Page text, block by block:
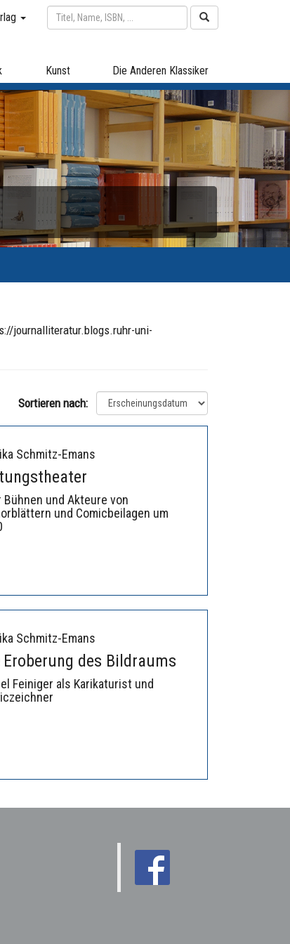
Kunst Die Anderen Klassiker
journalliteratur.blogs.ruhr-uni-
Sortieren nach:
Schmitz-Emans
Bühnen und Akteure von
und Comicbeilagen um
Schmitz-Emans
Eroberung des Bildraums
Feiniger als Karikaturist und